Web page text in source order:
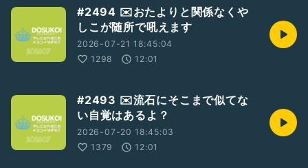
#2494 ✉️おたよりと関係なくや
しこが随所で吼えます
2026-07-21 18:45:04
1298
12:01
#2493 ✉️流石にそこまで似てな
い自覚はあるよ？
2026-07-20 18:45:03
1379
12:01